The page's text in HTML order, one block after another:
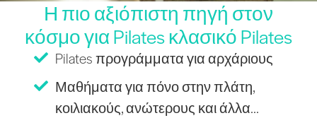
Η πιο αξιόπιστη πηγή στον
κόσμο για Pilates κλασικό Pilates
Pilates προγράμματα για αρχάριους
Μαθήματα για πόνο στην πλάτη,
κοιλιακούς, ανώτερους και άλλα...